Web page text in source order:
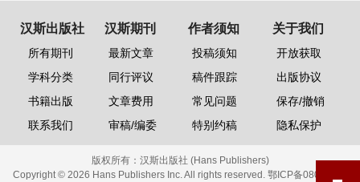
汉斯出版社
所有期刊
学科分类
书籍出版
联系我们
汉斯期刊
最新文章
同行评议
文章费用
审稿/编委
作者须知
投稿须知
稿件跟踪
常见问题
特别约稿
关于我们
开放获取
出版协议
保存/撤销
隐私保护
版权所有： 汉斯出版社 (Hans Publishers)
Copyright © 2026 Hans Publishers Inc. All rights reserved. 鄂ICP备08006613